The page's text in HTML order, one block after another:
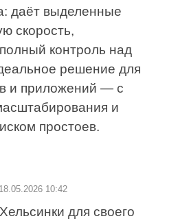
даёт выделенные
скорость,
контроль над
решение для
и приложений — с
и
простоев.
18.05.2026 10:42
для своего